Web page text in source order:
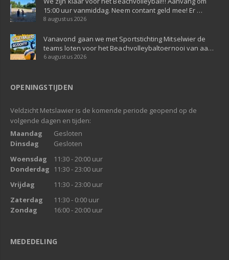
15:00 uur vanmiddag. Neem contant geld mee! Er …
8 augustus 2026
Vanavond gaan we met Sportstichting Mitselwier de
teams loten voor het Beachvolleybaltoernooi van aa…
6 augustus 2026
OPENINGSTIJDEN
Veldzicht Metslawier is de komende periode geopend op de
volgende dagen en tijden:
Maandag
Gesloten
Dinsdag
Gesloten
Woensdag
11:30 - 20:00 uur
Donderdag
11:30 - 23:00 uur
Vrijdag
11:30 - 23:00 uur
Zaterdag
11:30 - 0:00 uur
Zondag
16:00 - 20:00 uur
MEDEDELING